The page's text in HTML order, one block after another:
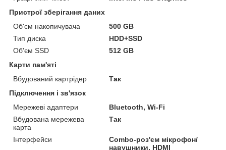
Пристрої зберігання даних
Об'єм накопичувача
500 GB
Тип диска
HDD+SSD
Об'єм SSD
512 GB
Карти пам'яті
Вбудований картрідер
Так
Підключення і зв'язок
Мережеві адаптери
Bluetooth, Wi-Fi
Вбудована мережева
карта
Так
Інтерфейси
Combo-роз'єм мікрофон/
навушники, HDMI